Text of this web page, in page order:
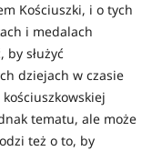
Kościuszki, i o tych
i medalach
by służyć
dziejach w czasie
tematu, ale może
też o to, by